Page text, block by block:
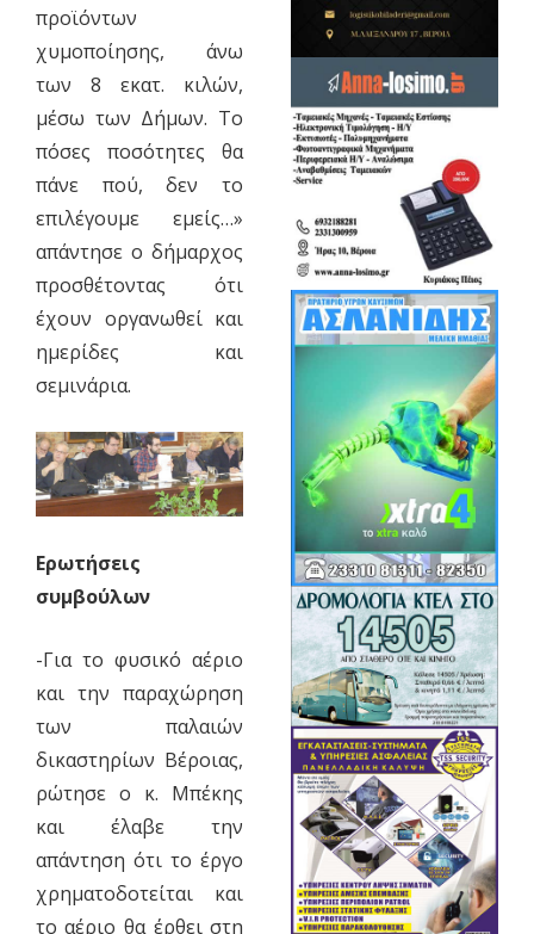
προϊόντων
χυμοποίησης, άνω
των 8 εκατ. κιλών,
μέσω των Δήμων. Το
πόσες ποσότητες θα
πάνε πού, δεν το
επιλέγουμε εμείς…»
απάντησε ο δήμαρχος
προσθέτοντας ότι
έχουν οργανωθεί και
ημερίδες και
σεμινάρια.
Ερωτήσεις
συμβούλων
-Για το φυσικό αέριο
και την παραχώρηση
των παλαιών
δικαστηρίων Βέροιας,
ρώτησε ο κ. Μπέκης
και έλαβε την
απάντηση ότι το έργο
χρηματοδοτείται και
το αέριο θα έρθει στη